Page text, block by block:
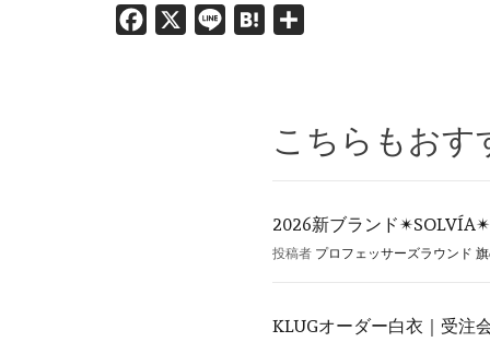
Facebook
X Line Hatena
こちらもおす
2026新ブランド✴︎SOLVÍA✴︎
投稿者 プロフェッサーズラウンド
KLUGオーダー白衣｜受